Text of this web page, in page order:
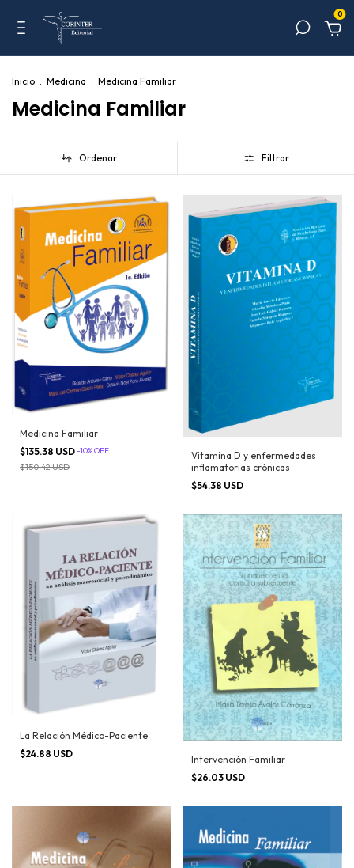
0
Inicio . Medicina . Medicina Familiar
Medicina Familiar
Ordenar Filtrar
Medicina Familiar
$135.38 USD-10%OFF
$150.42 USD
Vitamina D y enfermedades
inflamatorias crónicas
$54.38 USD
La Relación Médico-Paciente
$24.88 USD
Intervención Familiar
$26.03 USD